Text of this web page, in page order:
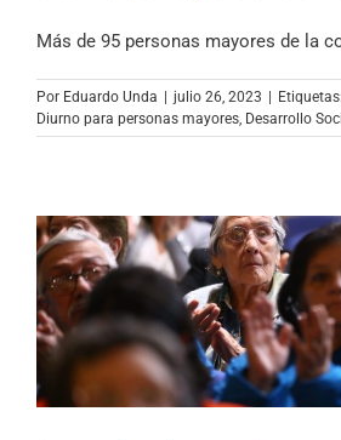
Más de 95 personas mayores de la
Por Eduardo Unda | julio 26, 2023 | Etiquetas:
Diurno para personas mayores Desarrollo